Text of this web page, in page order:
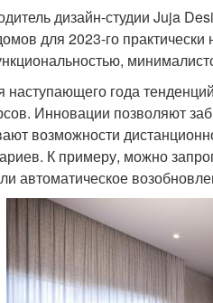
дизайн-студии Juja
для 2023-го
наступающего года
Инновации позволяют
возможности
К примеру, можно
автоматическое